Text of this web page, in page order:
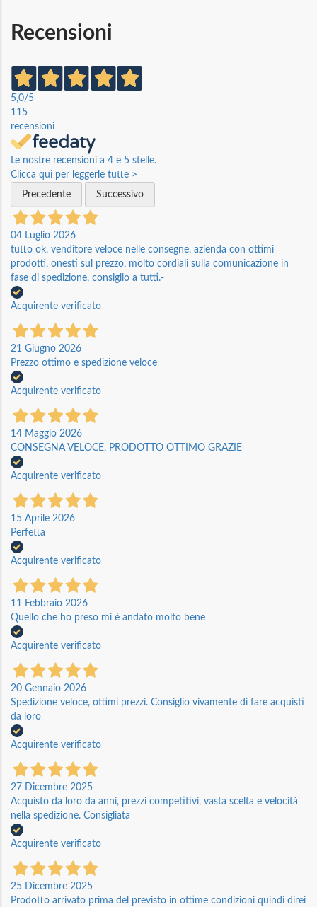
Recensioni
5,0/5
115
recensioni
Le nostre recensioni a 4 e 5 stelle.
Clicca qui per leggerle tutte >
Precedente
Successivo
04 Luglio 2026
tutto ok, venditore veloce nelle consegne, azienda con ottimi
prodotti, onesti sul prezzo, molto cordiali sulla comunicazione in
fase di spedizione, consiglio a tutti.-
Acquirente verificato
21 Giugno 2026
Prezzo ottimo e spedizione veloce
Acquirente verificato
14 Maggio 2026
CONSEGNA VELOCE, PRODOTTO OTTIMO GRAZIE
Acquirente verificato
15 Aprile 2026
Perfetta
Acquirente verificato
11 Febbraio 2026
Quello che ho preso mi è andato molto bene
Acquirente verificato
20 Gennaio 2026
Spedizione veloce, ottimi prezzi. Consiglio vivamente di fare acquisti
da loro
Acquirente verificato
27 Dicembre 2025
Acquisto da loro da anni, prezzi competitivi, vasta scelta e velocità
nella spedizione. Consigliata
Acquirente verificato
25 Dicembre 2025
Prodotto arrivato prima del previsto in ottime condizioni quindi direi